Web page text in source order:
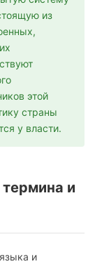
из
этой
страны
у власти.
и
и